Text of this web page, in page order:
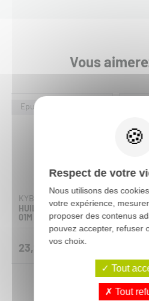
Vous
KYB
HUILE DE FOURCHE
01M 1L
23,90 €
Respect de votre
Nous utilisons des
votre expérience,
proposer des contenus
pouvez accepter, refuser
vos choix.
Tout
Tout